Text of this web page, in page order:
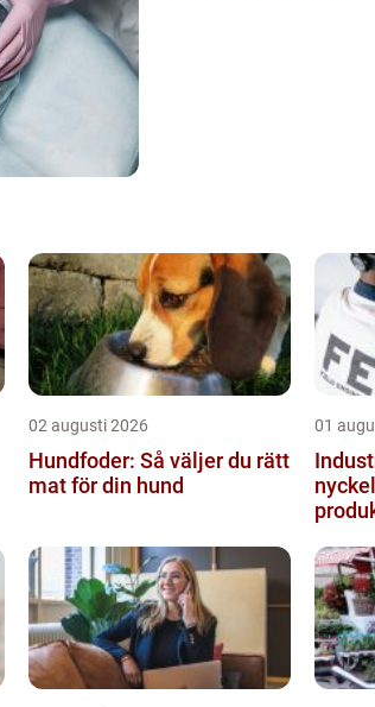
02 augusti 2026
Hundfoder: Så väljer du rätt
mat för din hund
01